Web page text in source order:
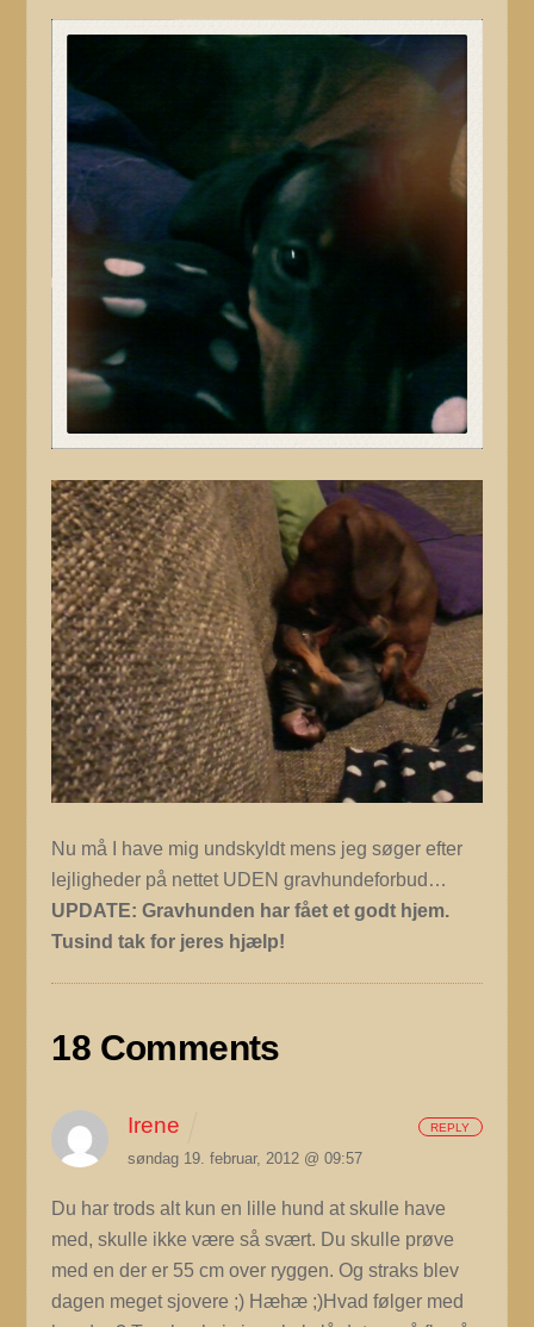
Nu må I have mig undskyldt mens jeg søger efter
lejligheder på nettet UDEN gravhundeforbud…
UPDATE: Gravhunden har fået et godt hjem.
Tusind tak for jeres hjælp!
18 Comments
Irene
søndag 19. februar, 2012 @ 09:57
Du har trods alt kun en lille hund at skulle have
med, skulle ikke være så svært. Du skulle prøve
med en der er 55 cm over ryggen. Og straks blev
dagen meget sjovere ;) Hæhæ ;)Hvad følger med
REPLY